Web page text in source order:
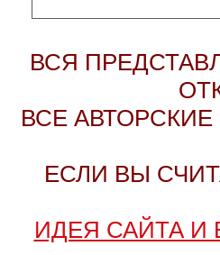
ВСЯ
ВСЕ
ЕСЛИ ВЫ
ИДЕЯ САЙТА И